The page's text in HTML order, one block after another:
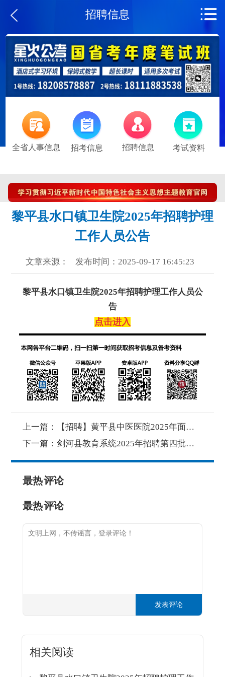
招聘信息
全省人事信息 招考信息 招聘信息 考试资料
黎平县水口镇卫生院2025年招聘护理
工作人员公告
文章来源： 发布时间：2025-09-17 16:45:23
黎平县水口镇卫生院2025年招聘护理工作人员公
告
点击进入
上一篇：
【招聘】黄平县中医医院2025年面向社会公开招聘十三名合同制工作人员公告
下一篇： 剑河县教育系统2025年招聘第四批剑河县中等职业学校教师实施方案
最热评论
最热评论
发表评论
相关阅读